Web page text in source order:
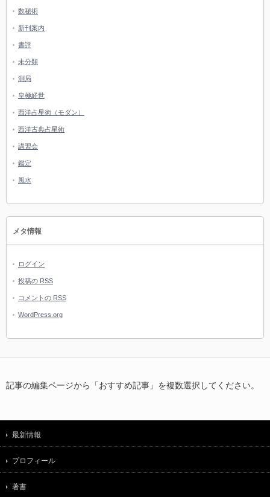
数秘術
新刊案内
書評
未分類
測局
皇極経世
西洋占星術（モダン）
西洋古典占星術
講習会
鑑定
風水
メタ情報
ログイン
投稿の RSS
コメントの RSS
WordPress.org
記事の編集ページから「おすすめ記事」を複数選択してください。
最新情報
プロフィール
著書